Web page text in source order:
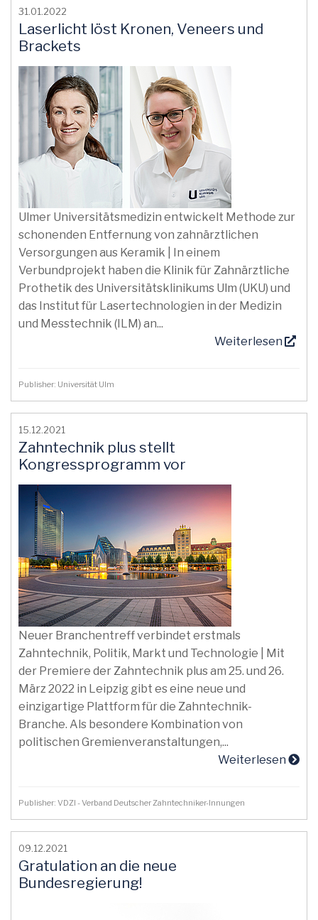
31.01.2022
Laserlicht löst Kronen, Veneers und
Brackets
Ulmer Universitätsmedizin entwickelt Methode zur
schonenden Entfernung von zahnärztlichen
Versorgungen aus Keramik | In einem
Verbundprojekt haben die Klinik für Zahnärztliche
Prothetik des Universitätsklinikums Ulm (UKU) und
das Institut für Lasertechnologien in der Medizin
und Messtechnik (ILM) an...
Weiterlesen
Publisher: Universität Ulm
15.12.2021
Zahntechnik plus stellt
Kongressprogramm vor
Neuer Branchentreff verbindet erstmals
Zahntechnik, Politik, Markt und Technologie | Mit
der Premiere der Zahntechnik plus am 25. und 26.
März 2022 in Leipzig gibt es eine neue und
einzigartige Plattform für die Zahntechnik-
Branche. Als besondere Kombination von
politischen Gremienveranstaltungen,...
Weiterlesen
Publisher: VDZI - Verband Deutscher Zahntechniker-Innungen
09.12.2021
Gratulation an die neue
Bundesregierung!